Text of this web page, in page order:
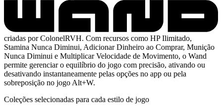
criadas por ColonelRVH. Com recursos como HP Ilimitado,
Stamina Nunca Diminui, Adicionar Dinheiro ao Comprar, Munição
Nunca Diminui e Multiplicar Velocidade de Movimento, o Wand
permite gerenciar o equilíbrio do jogo com precisão, ativando ou
desativando instantaneamente pelas opções no app ou pela
sobreposição no jogo Alt+W.
Coleções selecionadas para cada estilo de jogo